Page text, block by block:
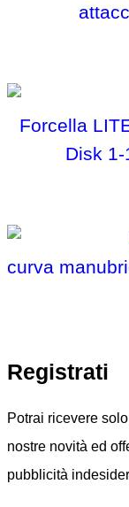
Forcella
Disk
curva
Registrati
Potrai ricevere
nostre novità ed
pubblicità